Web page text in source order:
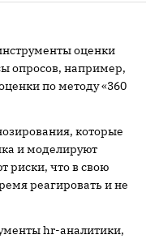
оценки
опросов, например,
по методу «360
которые
и моделируют
риски, что в свою
реагировать и не
hr-аналитики,